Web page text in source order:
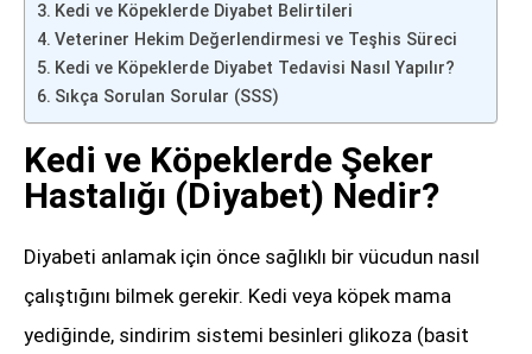
Kedi ve Köpeklerde Diyabet Belirtileri
Veteriner Hekim Değerlendirmesi ve Teşhis Süreci
Kedi ve Köpeklerde Diyabet Tedavisi Nasıl Yapılır?
Sıkça Sorulan Sorular (SSS)
Kedi ve Köpeklerde Şeker
Hastalığı (Diyabet) Nedir?
Diyabeti anlamak için önce sağlıklı bir vücudun nasıl
çalıştığını bilmek gerekir. Kedi veya köpek mama
yediğinde, sindirim sistemi besinleri glikoza (basit